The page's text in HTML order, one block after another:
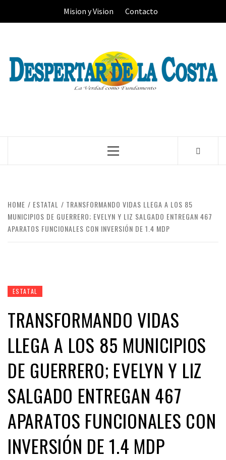
Mision y Vision Contacto
Primary
HOME ESTATAL
TRANSFORMANDO VIDAS LLEGA A LOS 85
MUNICIPIOS DE GUERRERO; EVELYN Y LIZ SALGADO ENTREGAN 467
APARATOS FUNCIONALES CON INVERSIÓN DE 1.4 MDP
ESTATAL
TRANSFORMANDO VIDAS
LLEGA A LOS 85 MUNICIPIOS
DE GUERRERO; EVELYN Y LIZ
SALGADO ENTREGAN 467
APARATOS FUNCIONALES CON
INVERSIÓN DE 1.4 MDP